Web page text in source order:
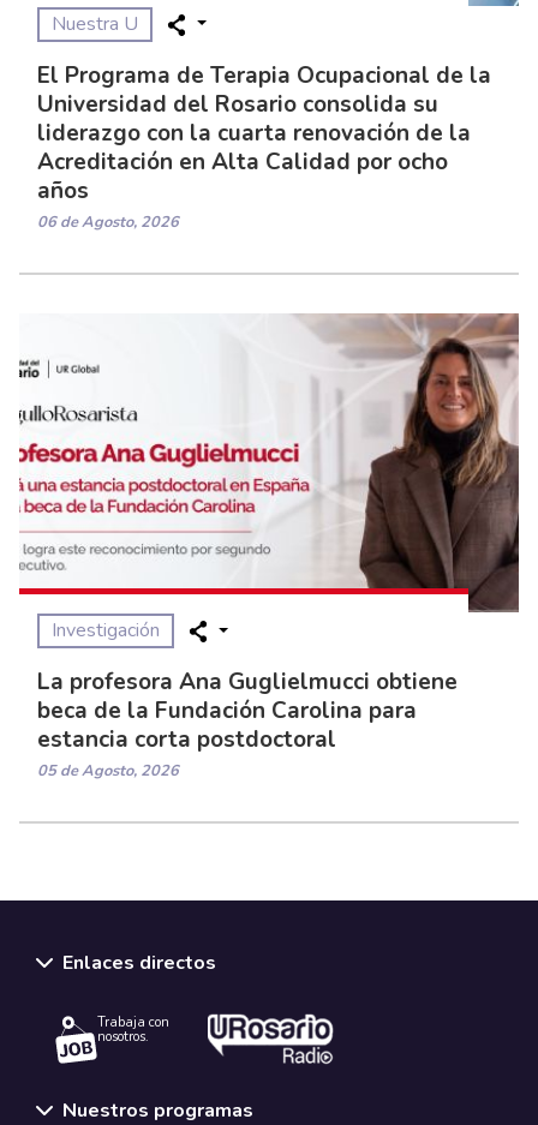
Nuestra U
El Programa de Terapia Ocupacional de la
Universidad del Rosario consolida su
liderazgo con la cuarta renovación de la
Acreditación en Alta Calidad por ocho
años
06 de Agosto, 2026
Investigación
La profesora Ana Guglielmucci obtiene
beca de la Fundación Carolina para
estancia corta postdoctoral
05 de Agosto, 2026
Enlaces directos
Trabaja con
nosotros.
Nuestros programas